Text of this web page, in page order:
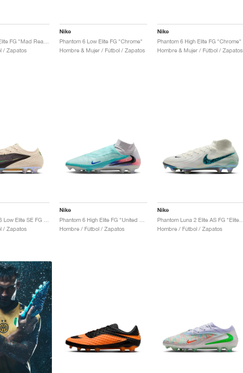
/ Zapatos
Nike
Phantom 6 Low Elite FG "Chrome"
Hombre & Mujer / Fútbol / Zapatos
Nike
Phantom 6 High Elite FG "Chrome"
Hombre & Mujer / Fútbol / Zapatos
/ Zapatos
Nike
Hombre / Fútbol / Zapatos
Nike
Phantom Luna 2 Elite AS FG "Elite Only Pack"
Hombre / Fútbol / Zapatos